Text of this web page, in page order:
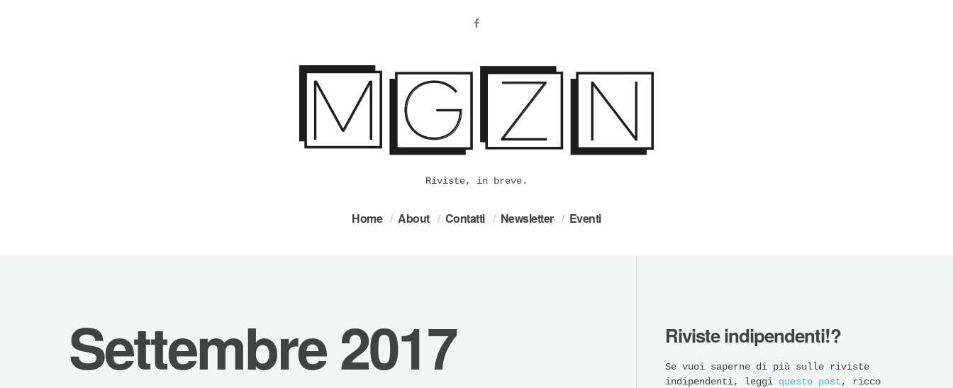
Riviste, in breve.
Home About Contatti Newsletter Eventi
Settembre 2017
Riviste indipendenti!?
Se vuoi saperne di più sulle riviste
indipendenti, leggi questo post, ricco